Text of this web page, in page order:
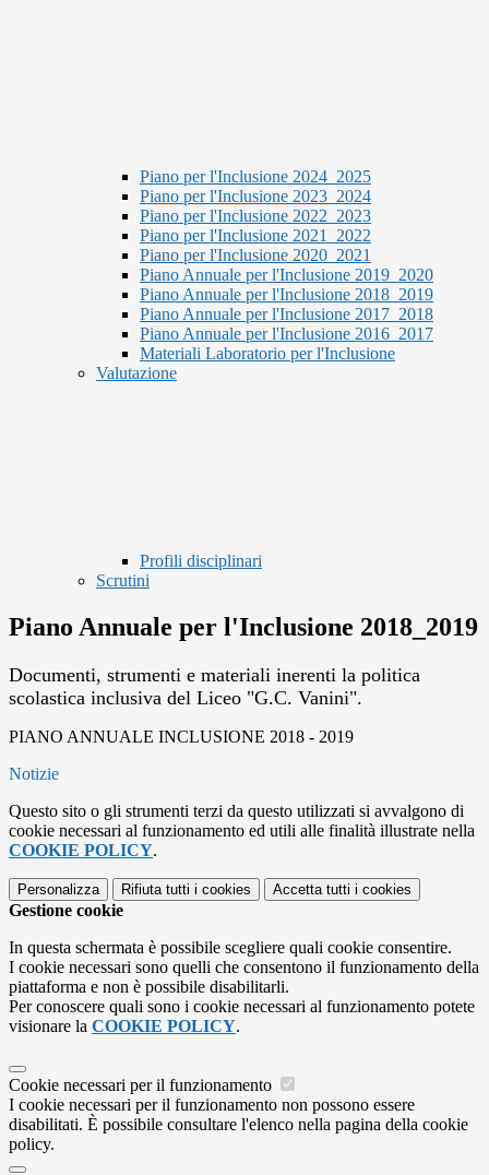
Piano per l'Inclusione 2024_2025
Piano per l'Inclusione 2023_2024
Piano per l'Inclusione 2022_2023
Piano per l'Inclusione 2021_2022
Piano per l'Inclusione 2020_2021
Piano Annuale per l'Inclusione 2019_2020
Piano Annuale per l'Inclusione 2018_2019
Piano Annuale per l'Inclusione 2017_2018
Piano Annuale per l'Inclusione 2016_2017
Materiali Laboratorio per l'Inclusione
Valutazione
Profili disciplinari
Scrutini
Piano Annuale per l'Inclusione 2018_2019
Documenti, strumenti e materiali inerenti la politica
scolastica inclusiva del Liceo "G.C. Vanini".
PIANO ANNUALE INCLUSIONE 2018 - 2019
Notizie
Questo sito o gli strumenti terzi da questo utilizzati si avvalgono di
cookie necessari al funzionamento ed utili alle finalità illustrate nella
COOKIE POLICY.
Personalizza Rifiuta tutti i cookies Accetta tutti i cookies
Gestione cookie
In questa schermata è possibile scegliere quali cookie consentire.
I cookie necessari sono quelli che consentono il funzionamento della
piattaforma e non è possibile disabilitarli.
Per conoscere quali sono i cookie necessari al funzionamento potete
visionare la COOKIE POLICY.
Cookie necessari per il funzionamento
I cookie necessari per il funzionamento non possono essere
disabilitati. È possibile consultare l'elenco nella pagina della cookie
policy.